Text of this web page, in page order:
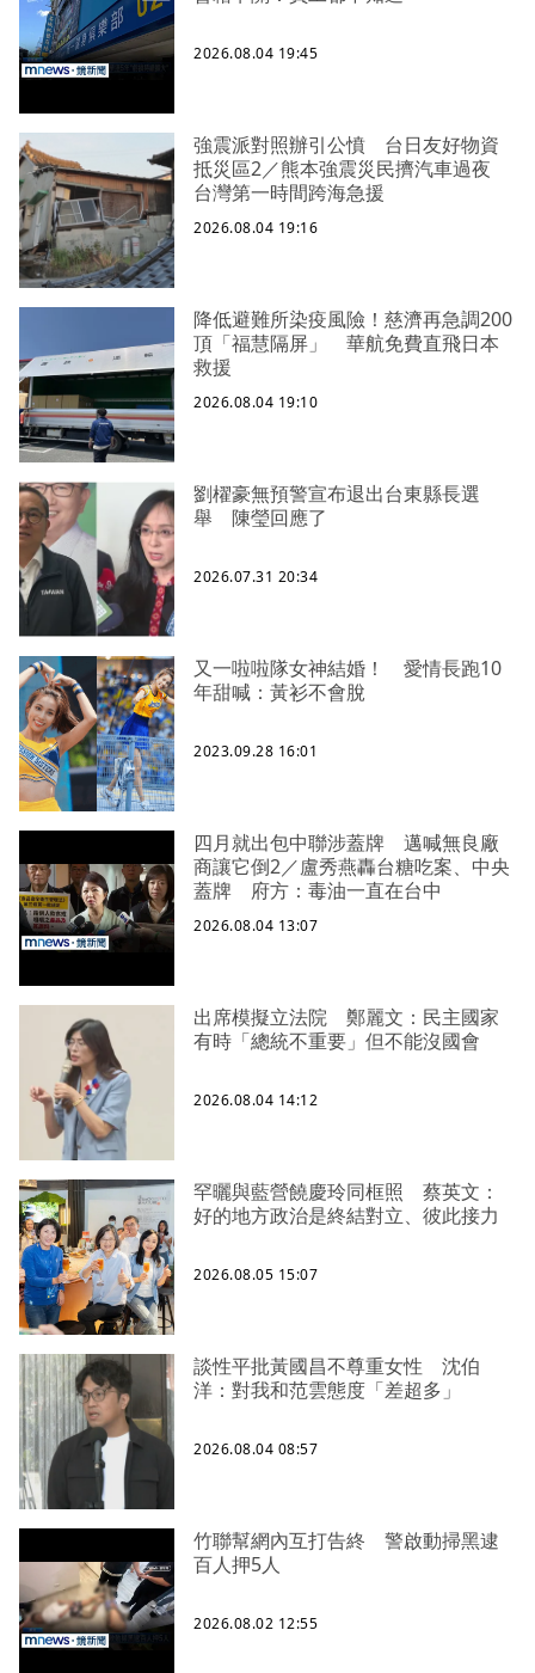
2026.08.04 19:45
強震派對照辦引公憤 台日友好物資
抵災區2／熊本強震災民擠汽車過夜
台灣第一時間跨海急援
2026.08.04 19:16
降低避難所染疫風險！慈濟再急調200
頂「福慧隔屏」 華航免費直飛日本
救援
2026.08.04 19:10
劉櫂豪無預警宣布退出台東縣長選
舉 陳瑩回應了
2026.07.31 20:34
又一啦啦隊女神結婚！ 愛情長跑10
年甜喊：黃衫不會脫
2023.09.28 16:01
四月就出包中聯涉蓋牌 邁喊無良廠
商讓它倒2／盧秀燕轟台糖吃案、中央
蓋牌 府方：毒油一直在台中
2026.08.04 13:07
出席模擬立法院 鄭麗文：民主國家
有時「總統不重要」但不能沒國會
2026.08.04 14:12
罕曬與藍營饒慶玲同框照 蔡英文：
好的地方政治是終結對立、彼此接力
2026.08.05 15:07
談性平批黃國昌不尊重女性 沈伯
洋：對我和范雲態度「差超多」
2026.08.04 08:57
竹聯幫網內互打告終 警啟動掃黑逮
百人押5人
2026.08.02 12:55